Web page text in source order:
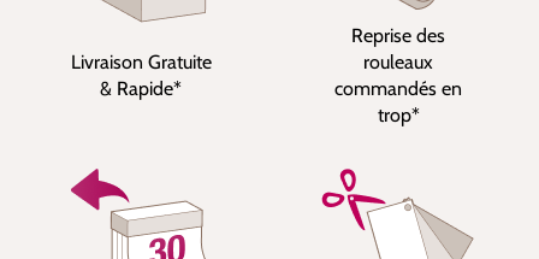
Livraison Gratuite
& Rapide*
Reprise des
rouleaux
commandés en
trop*